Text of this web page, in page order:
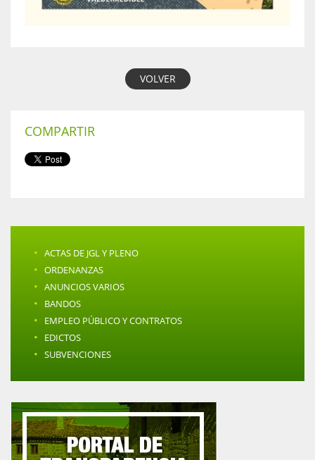
VOLVER
COMPARTIR
· ACTAS DE JGL Y PLENO
· ORDENANZAS
· ANUNCIOS VARIOS
· BANDOS
· EMPLEO PÚBLICO Y CONTRATOS
· EDICTOS
· SUBVENCIONES